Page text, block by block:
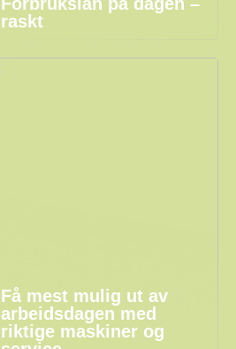
raskt
Få mest mulig ut av
arbeidsdagen med
riktige maskiner og